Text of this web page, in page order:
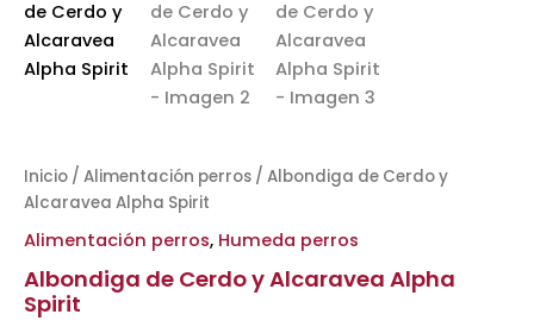
Inicio / Alimentación perros / Albondiga de Cerdo y
Alcaravea Alpha Spirit
Alimentación perros, Humeda perros
Albondiga de Cerdo y Alcaravea Alpha
Spirit